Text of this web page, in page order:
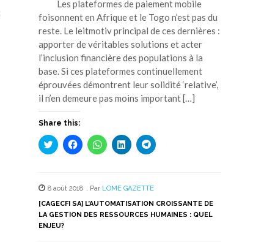
Les plateformes de paiement mobile
foisonnent en Afrique et le Togo n’est pas du
reste. Le leitmotiv principal de ces dernières :
apporter de véritables solutions et acter
l’inclusion financière des populations à la
base. Si ces plateformes continuellement
éprouvées démontrent leur solidité ‘relative’,
il n’en demeure pas moins important […]
Share this:
Cliquez
pour
une
nouvelle
fenêtre)
Cliquez
pour
une
nouvelle
fenêtre)
Cliquez
pour
une
nouvelle
fenêtre)
Cliquez
pour
une
nouvelle
fenêtre)
Cliquez
pour
une
nouvelle
fenêtre)
8 août 2018 , Par LOME GAZETTE
[CAGECFI SA] L’AUTOMATISATION CROISSANTE DE
LA GESTION DES RESSOURCES HUMAINES : QUEL
ENJEU?